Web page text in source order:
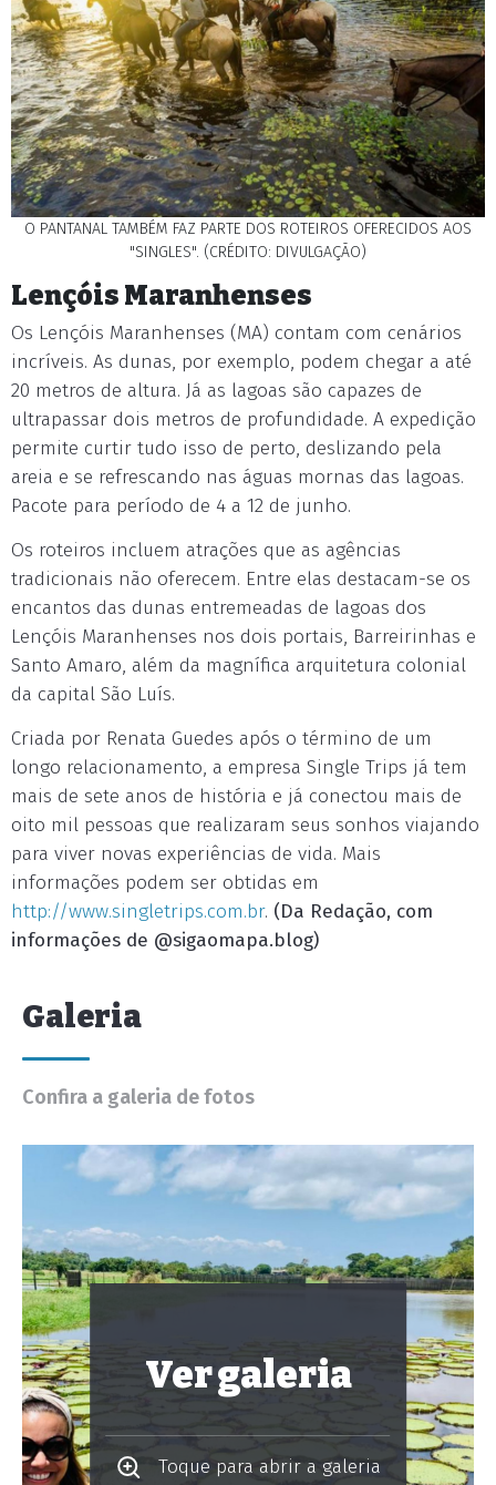
O PANTANAL TAMBÉM FAZ PARTE DOS ROTEIROS OFERECIDOS AOS
"SINGLES". (CRÉDITO: DIVULGAÇÃO)
Lençóis Maranhenses
Os Lençóis Maranhenses (MA) contam com cenários
incríveis. As dunas, por exemplo, podem chegar a até
20 metros de altura. Já as lagoas são capazes de
ultrapassar dois metros de profundidade. A expedição
permite curtir tudo isso de perto, deslizando pela
areia e se refrescando nas águas mornas das lagoas.
Pacote para período de 4 a 12 de junho.
Os roteiros incluem atrações que as agências
tradicionais não oferecem. Entre elas destacam-se os
encantos das dunas entremeadas de lagoas dos
Lençóis Maranhenses nos dois portais, Barreirinhas e
Santo Amaro, além da magnífica arquitetura colonial
da capital São Luís.
Criada por Renata Guedes após o término de um
longo relacionamento, a empresa Single Trips já tem
mais de sete anos de história e já conectou mais de
oito mil pessoas que realizaram seus sonhos viajando
para viver novas experiências de vida. Mais
informações podem ser obtidas em
http://www.singletrips.com.br. (Da Redação, com
informações de @sigaomapa.blog)
Galeria
Confira a galeria de fotos
Ver galeria
Toque para abrir a galeria